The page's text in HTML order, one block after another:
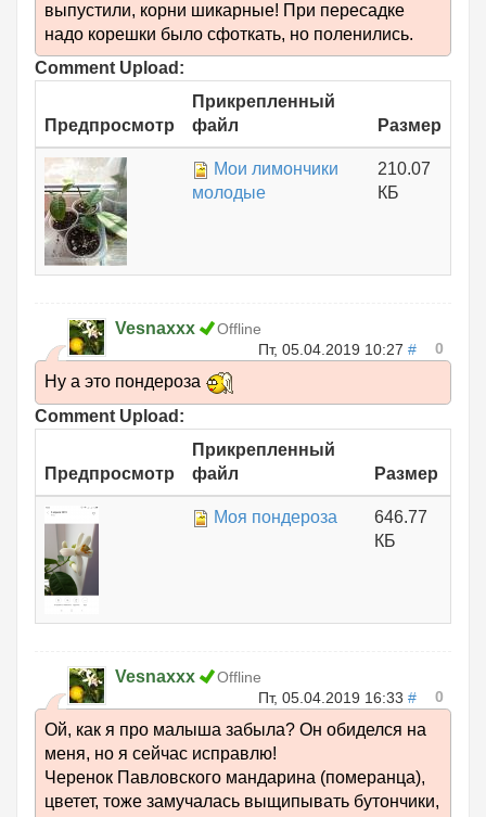
выпустили, корни шикарные! При пересадке
надо корешки было сфоткать, но поленились.
Comment Upload:
Предпросмотр
Прикрепленный
файл
Размер
Мои лимончики
молодые
210.07
КБ
Vesnaxxx
Offline
Пт, 05.04.2019 10:27 # 0
Ну а это пондероза
Comment Upload:
Предпросмотр
Прикрепленный
файл
Размер
Моя пондероза
646.77
КБ
Vesnaxxx
Offline
Пт, 05.04.2019 16:33 # 0
Ой, как я про малыша забыла? Он обиделся на
меня, но я сейчас исправлю!
Черенок Павловского мандарина (померанца),
цветет, тоже замучалась выщипывать бутончики,